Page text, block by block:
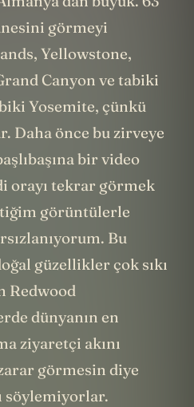
görmeyi
Yellowstone,
Canyon ve tabiki
Yosemite, çünkü
Daha önce bu zirveye
bir video
orayı tekrar görmek
görüntülerle
Bu
güzellikler çok sıkı
Redwood
dünyanın en
ziyaretçi akını
görmesin diye
söylemiyorlar.